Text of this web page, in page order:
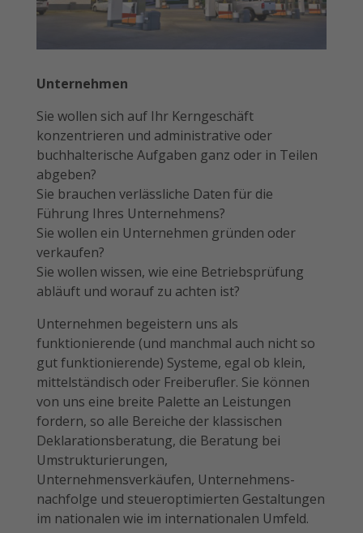
Unternehmen
Sie wollen sich auf Ihr Kerngeschäft
konzentrieren und administrative oder
buchhalterische Aufgaben ganz oder in Teilen
abgeben?
Sie brauchen verlässliche Daten für die
Führung Ihres Unternehmens?
Sie wollen ein Unternehmen gründen oder
verkaufen?
Sie wollen wissen, wie eine Betriebsprüfung
abläuft und worauf zu achten ist?
Unternehmen begeistern uns als
funktionierende (und manchmal auch nicht so
gut funktionierende) Systeme, egal ob klein,
mittelständisch oder Freiberufler. Sie können
von uns eine breite Palette an Leistungen
fordern, so alle Bereiche der klassischen
Deklarationsberatung, die Beratung bei
Umstrukturierungen,
Unternehmensverkäufen, Unternehmens-
nachfolge und steueroptimierten Gestaltungen
im nationalen wie im internationalen Umfeld.